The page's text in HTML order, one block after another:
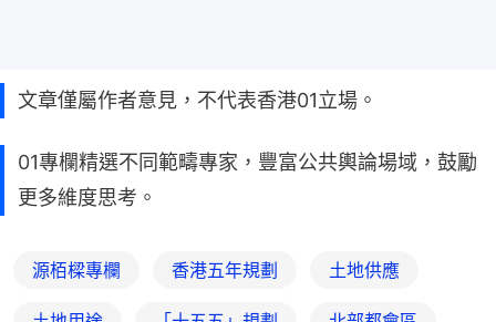
文章僅屬作者意見，不代表香港01立場。
01專欄精選不同範疇專家，豐富公共輿論場域，鼓勵
更多維度思考。
源栢樑專欄 香港五年規劃 土地供應